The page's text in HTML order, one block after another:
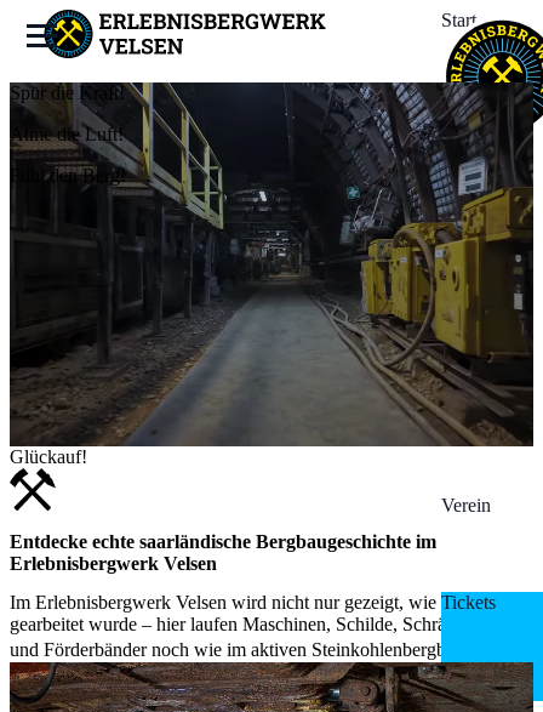
Start
Bergwerk
Erleben
Termine
News
Verein
Tickets
Spür die Kraft!
Atme die Luft!
Fühl den Berg!
Glückauf!
Entdecke echte saarländische Bergbaugeschichte im
Erlebnisbergwerk Velsen
Im Erlebnisbergwerk Velsen wird nicht nur gezeigt, wie früher
gearbeitet wurde – hier laufen Maschinen, Schilde, Schrämwalzen
und Förderbänder noch wie im aktiven Steinkohlenbergbau.